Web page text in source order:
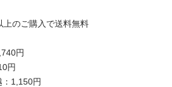
上のご購入で送料無料
円
円
：1,150円